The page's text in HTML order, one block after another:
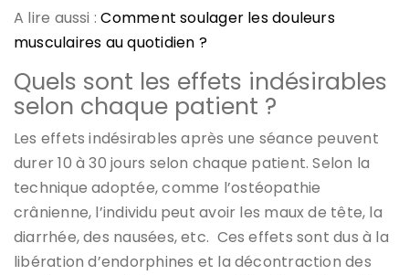
A lire aussi :Comment soulager les douleurs
musculaires au quotidien ?
Quels sont les effets indésirables
selon chaque patient ?
Les effets indésirables après une séance peuvent
durer 10 à 30 jours selon chaque patient. Selon la
technique adoptée, comme l’ostéopathie
crânienne, l’individu peut avoir les maux de tête, la
diarrhée, des nausées, etc. Ces effets sont dus à la
libération d’endorphines et la décontraction des